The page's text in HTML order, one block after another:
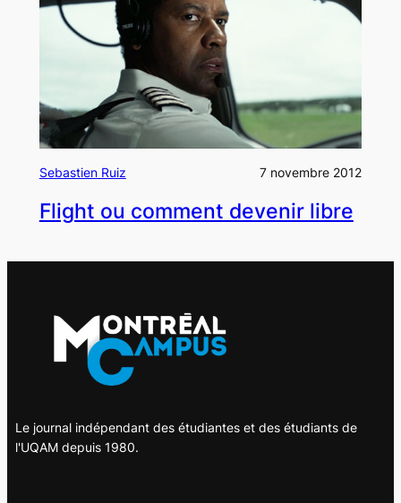
Sebastien Ruiz 7 novembre 2012
Flight ou comment devenir libre
Le journal indépendant des étudiantes et des étudiants de
l'UQAM depuis 1980.